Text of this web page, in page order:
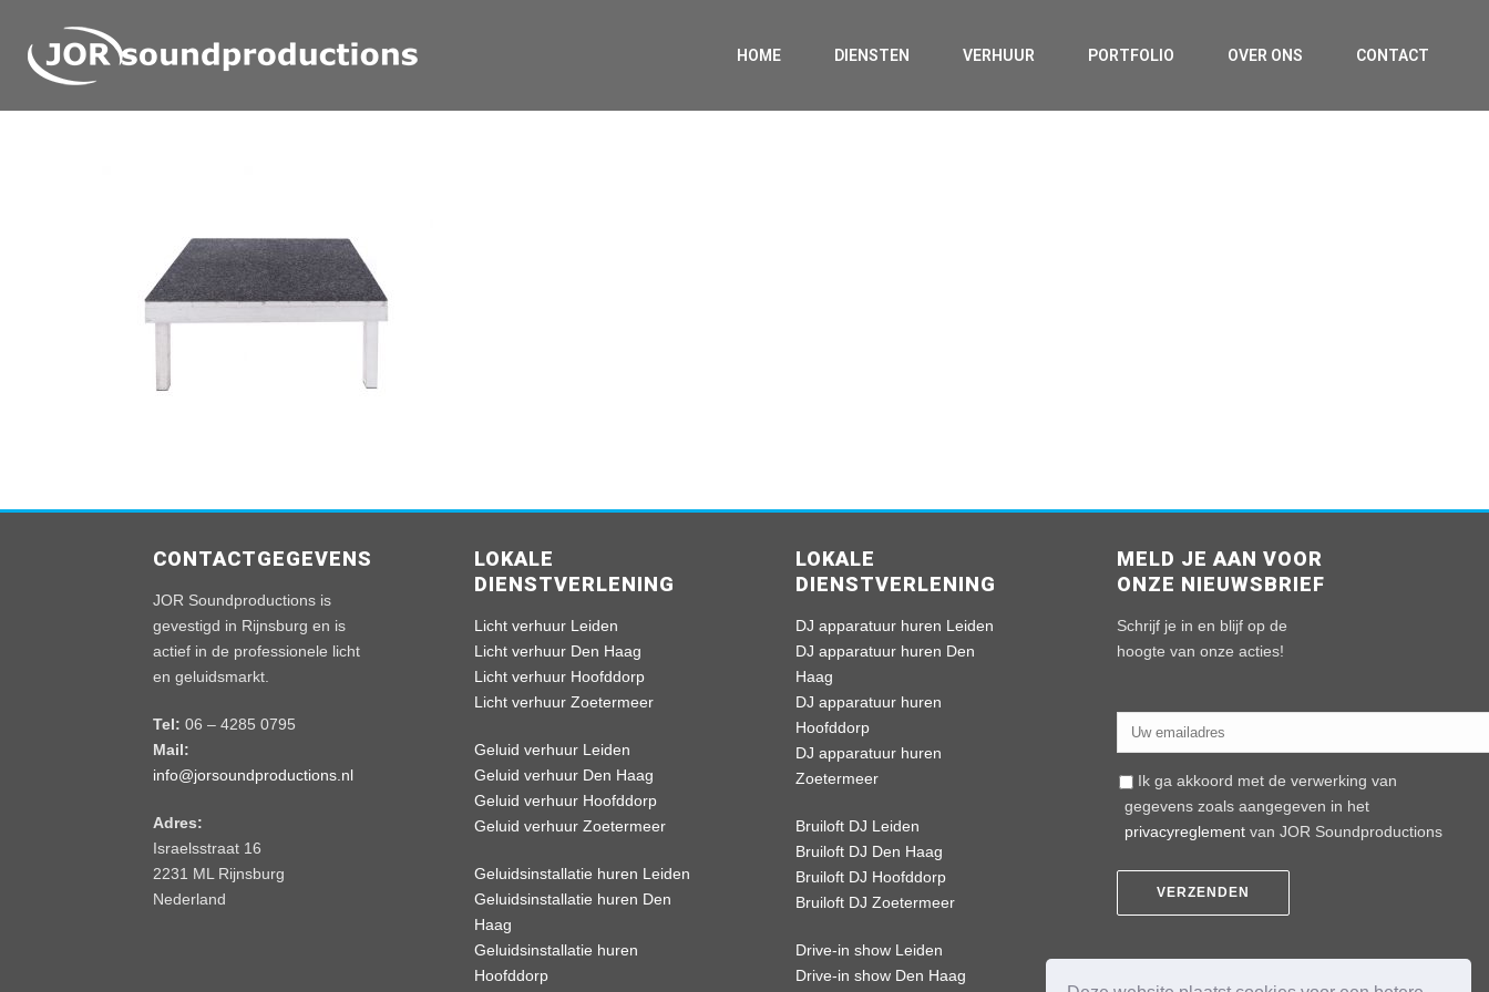
HOME DIENSTEN VERHUUR PORTFOLIO OVER ONS CONTACT
CONTACTGEGEVENS
JOR Soundproductions is
gevestigd in Rijnsburg en is
actief in de professionele licht
en geluidsmarkt.
Tel: 06 – 4285 0795
Mail:
info@jorsoundproductions.nl
Adres:
Israelsstraat 16
2231 ML Rijnsburg
Nederland
LOKALE
DIENSTVERLENING
Licht verhuur Leiden
Licht verhuur Den Haag
Licht verhuur Hoofddorp
Licht verhuur Zoetermeer
Geluid verhuur Leiden
Geluid verhuur Den Haag
Geluid verhuur Hoofddorp
Geluid verhuur Zoetermeer
Geluidsinstallatie huren Leiden
Geluidsinstallatie huren Den
Haag
Geluidsinstallatie huren
Hoofddorp
LOKALE
DIENSTVERLENING
DJ apparatuur huren Leiden
DJ apparatuur huren Den
Haag
DJ apparatuur huren
Hoofddorp
DJ apparatuur huren
Zoetermeer
Bruiloft DJ Leiden
Bruiloft DJ Den Haag
Bruiloft DJ Hoofddorp
Bruiloft DJ Zoetermeer
Drive-in show Leiden
Drive-in show Den Haag
MELD JE AAN VOOR
ONZE NIEUWSBRIEF
Schrijf je in en blijf op de
hoogte van onze acties!
Ik ga akkoord met de verwerking van
gegevens zoals aangegeven in het
privacyreglement van JOR Soundproductions